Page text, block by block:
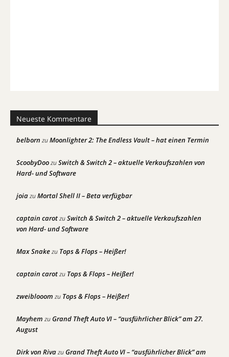
Neueste Kommentare
belborn zuMoonlighter 2: The Endless Vault – hat einen Termin
ScoobyDoozuSwitch & Switch 2 – aktuelle Verkaufszahlen von
Hard- und Software
joiazuMortal Shell II – Beta verfügbar
captain carotzuSwitch & Switch 2 – aktuelle Verkaufszahlen
von Hard- und Software
Max Snakezu Tops & Flops – Heißer!
captain carotzu Tops & Flops – Heißer!
zweiblooom zu Tops & Flops – Heißer!
Mayhem zuGrand Theft Auto VI – “ausführlicher Blick” am 27.
August
Dirk von RivazuGrand Theft Auto VI – “ausführlicher Blick” am